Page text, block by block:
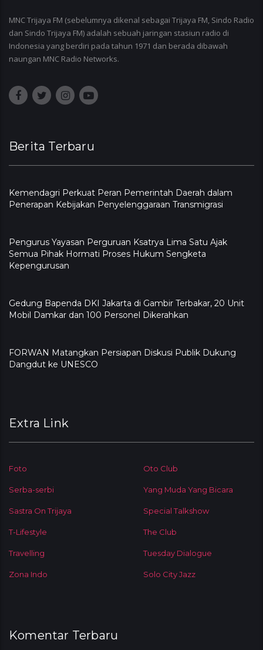
MNC Trijaya FM (sebelumnya dikenal sebagai Trijaya FM, Sindo Radio
dan Sindo Trijaya FM) adalah sebuah jaringan stasiun radio di
Indonesia yang berdiri pada tahun 1971 dan berada dibawah
naungan MNC Radio Networks.
Berita Terbaru
Kemendagri Perkuat Peran Pemerintah Daerah dalam
Penerapan Kebijakan Penyelenggaraan Transmigrasi
Pengurus Yayasan Perguruan Ksatrya Lima Satu Ajak
Semua Pihak Hormati Proses Hukum Sengketa
Kepengurusan
Gedung Bapenda DKI Jakarta di Gambir Terbakar, 20 Unit
Mobil Damkar dan 100 Personel Dikerahkan
FORWAN Matangkan Persiapan Diskusi Publik Dukung
Dangdut ke UNESCO
Extra Link
Foto Oto Club
Serba-serbi Yang Muda Yang Bicara
Sastra On Trijaya Special Talkshow
T-Lifestyle The Club
Travelling Tuesday Dialogue
Zona Indo Solo City Jazz
Komentar Terbaru